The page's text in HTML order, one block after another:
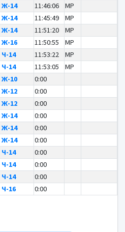
Ж-14 11:46:06
MP
Ж-14 11:45:49
MP
Ж-14 11:51:20
MP
Ж-16 11:50:55
MP
Ч-14 11:53:22
MP
Ч-14 11:53:05
MP
Ж-10
0:00
Ж-12
0:00
Ж-12
0:00
Ж-14
0:00
Ж-14
0:00
Ж-14
0:00
Ч-14
0:00
Ч-14
0:00
Ч-14
0:00
Ч-16 0:00